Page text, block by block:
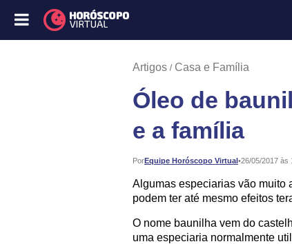
Artigos Casa e Família
Óleo de
e a família
PorEquipe Horóscopo Virtual•
Publicado: 26/05/2017 às
Algumas especiarias vão muito
podem ter até mesmo efeitos
O nome baunilha vem do
uma especiaria normalmente